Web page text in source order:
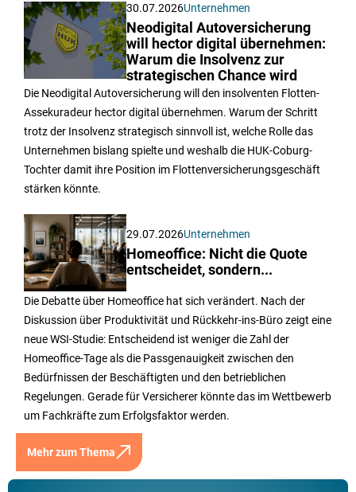
30.07.2026Unternehmen
Neodigital Autoversicherung
will hector digital übernehmen:
Warum die Insolvenz zur
strategischen Chance wird
Die Neodigital Autoversicherung will den insolventen Flotten-
Assekuradeur hector digital übernehmen. Warum der Schritt
trotz der Insolvenz strategisch sinnvoll ist, welche Rolle das
Unternehmen bislang spielte und weshalb die HUK-Coburg-
Tochter damit ihre Position im Flottenversicherungsgeschäft
stärken könnte.
29.07.2026Unternehmen
Homeoffice: Nicht die Quote
entscheidet, sondern...
Die Debatte über Homeoffice hat sich verändert. Nach der
Diskussion über Produktivität und Rückkehr-ins-Büro zeigt eine
neue WSI-Studie: Entscheidend ist weniger die Zahl der
Homeoffice-Tage als die Passgenauigkeit zwischen den
Bedürfnissen der Beschäftigten und den betrieblichen
Regelungen. Gerade für Versicherer könnte das im Wettbewerb
um Fachkräfte zum Erfolgsfaktor werden.
Mehr zum Thema